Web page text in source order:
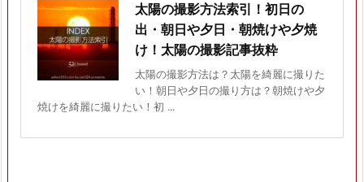
太陽の撮影方法索引！初日の
出・朝日や夕日・朝焼けや夕焼
け！太陽の撮影記事抜粋
太陽の撮影方法は？太陽を綺麗に撮りた
い！朝日や夕日の撮り方は？朝焼けや夕
焼けを綺麗に撮りたい！初 ...